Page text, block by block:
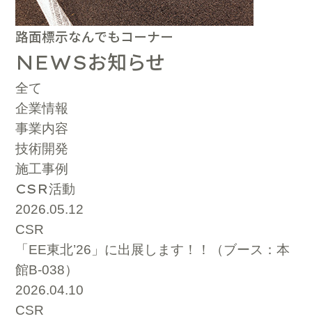
路面標示なんでもコーナー
NEWSお知らせ
全て
企業情報
事業内容
技術開発
施工事例
CSR活動
2026.05.12
CSR
「EE東北’26」に出展します！！（ブース：本
館B-038）
2026.04.10
CSR